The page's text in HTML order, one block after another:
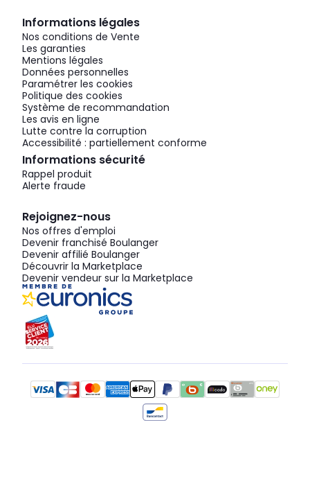
Informations légales
Nos conditions de Vente
Les garanties
Mentions légales
Données personnelles
Paramétrer les cookies
Politique des cookies
Système de recommandation
Les avis en ligne
Lutte contre la corruption
Accessibilité : partiellement conforme
Informations sécurité
Rappel produit
Alerte fraude
Rejoignez-nous
Nos offres d'emploi
Devenir franchisé Boulanger
Devenir affilié Boulanger
Découvrir la Marketplace
Devenir vendeur sur la Marketplace